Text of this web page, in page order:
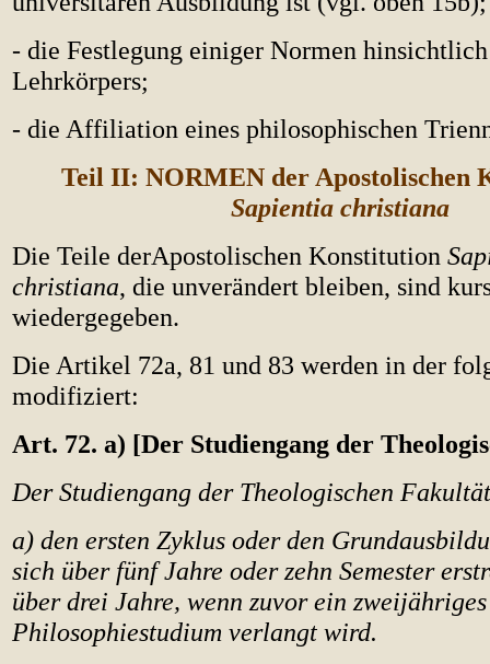
- die Festlegung einiger Normen hinsichtlich
Lehrkörpers;
- die Affiliation eines philosophischen
Teil II: NORMEN der Apostolischen
Sapientia christiana
Die Teile derApostolischen Konstitution
christiana, die unverändert bleiben, sind
wiedergegeben.
Die Artikel 72a, 81 und 83 werden in der
modifiziert:
Art. 72. a) [Der Studiengang der
Der Studiengang der Theologischen
a) den ersten Zyklus oder den
sich über fünf Jahre oder zehn Semester
über drei Jahre, wenn zuvor ein zweijähriges
Philosophiestudium verlangt wird.